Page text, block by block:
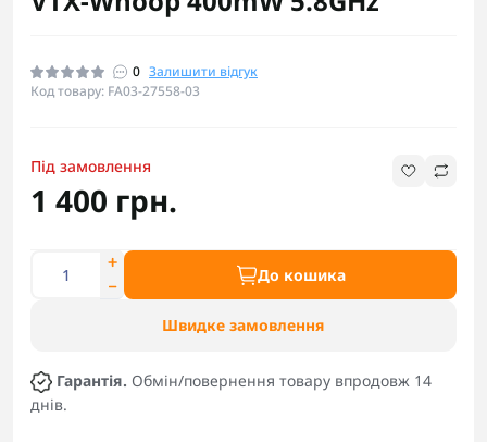
0 Залишити відгук
Код товару: FA03-27558-03
Під замовлення
1 400 грн.
До кошика
Швидке замовлення
Гарантія. Обмін/повернення товару впродовж 14
днів.